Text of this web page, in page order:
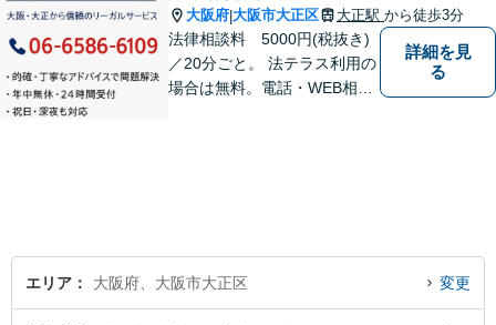
大阪府|大阪市大正区 大正駅 から徒歩3分
法律相談料 5000円(税抜き)
／20分ごと。 法テラス利用の
場合は無料。電話・WEB相談
詳細を見
る
エリア 大阪府、大阪市大正区 変更